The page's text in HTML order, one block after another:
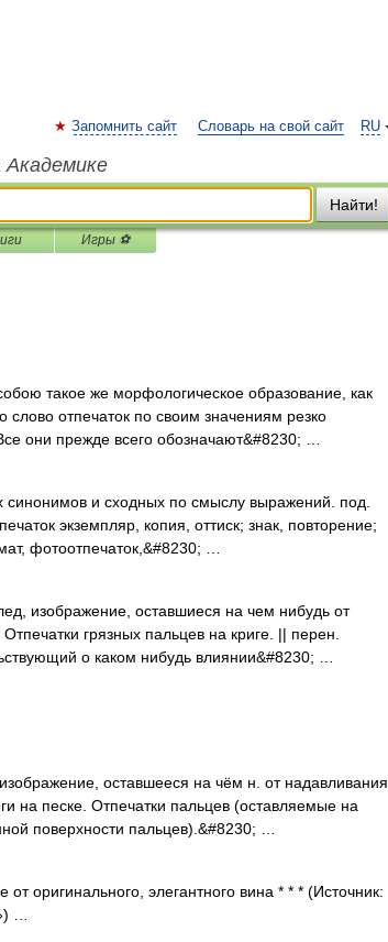
RU
Запомнить сайт Словарь на свой сайт
Академике
Найти!
Игры ⚽
такое же морфологическое образование, как
слово отпечаток по своим значениям резко
они прежде всего обозначают&#8230; …
и сходных по смыслу выражений. под.
экземпляр, копия, оттиск; знак, повторение;
фотоотпечаток,&#8230; …
изображение, оставшиеся на чем нибудь от
грязных пальцев на криге. || перен.
о каком нибудь влиянии&#8230; …
оставшееся на чём н. от надавливания,
на песке. Отпечатки пальцев (оставляемые на
поверхности пальцев).&#8230; …
элегантного вина * * * (Источник:
…